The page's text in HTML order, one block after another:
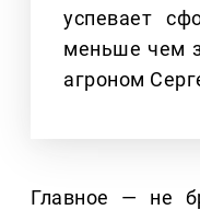
успевает
меньше чем
агроном
Главное — не